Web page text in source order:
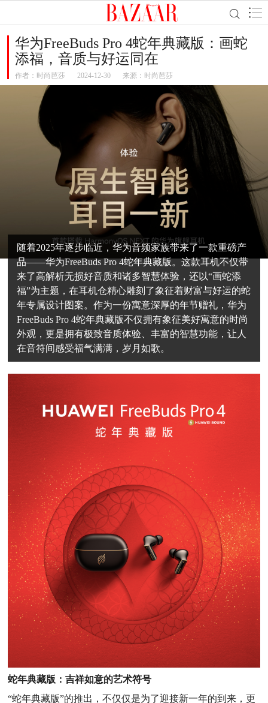
华为FreeBuds Pro 4蛇年典藏版：画蛇
添福，音质与好运同在
作者： 时尚芭莎 2024-12-30 来源：时尚芭莎
随着2025年逐步临近，华为音频家族带来了一款重磅产
品——华为FreeBuds Pro 4蛇年典藏版。这款耳机不仅带
来了高解析无损好音质和诸多智慧体验，还以“画蛇添
福”为主题，在耳机仓精心雕刻了象征着财富与好运的蛇
年专属设计图案。作为一份寓意深厚的年节赠礼，华为
FreeBuds Pro 4蛇年典藏版不仅拥有象征美好寓意的时尚
外观，更是拥有极致音质体验、丰富的智慧功能，让人
在音符间感受福气满满，岁月如歌。
蛇年典藏版：吉祥如意的艺术符号
“蛇年典藏版”的推出，不仅仅是为了迎接新一年的到来，更